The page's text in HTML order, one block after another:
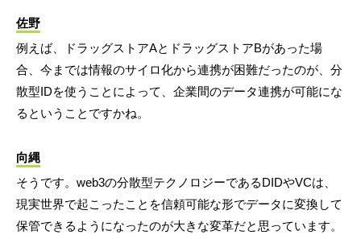
佐野
例えば、ドラッグストアAとドラッグストアBがあった場
合、今までは情報のサイロ化から連携が困難だったのが、分
散型IDを使うことによって、企業間のデータ連携が可能にな
るということですかね。
向縄
そうです。web3の分散型テクノロジーであるDIDやVCは、
現実世界で起こったことを信頼可能な形でデータに変換して
保管できるようになったのが大きな変革だと思っています。